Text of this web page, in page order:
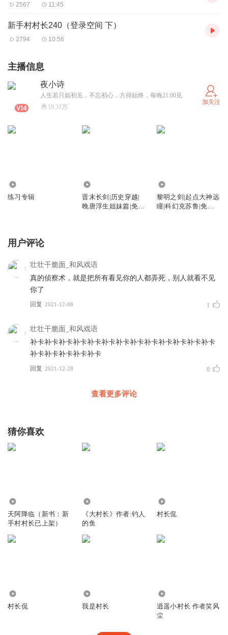
2567 11:45
新手村村长240（登录空间 下）
2794 10:56
主播信息
夜小诗
人生若只如初见，不忘初心，方得始终，每晚21:00见
19.31万
加关注
练习专辑
晋末长剑|历史穿越|
晚唐浮生姐妹篇|免费
黎明之剑|起点大神远
瞳|科幻克苏鲁|免费
用户评论
壮壮干脆面_和风戏语
真的侦察术，就是把所有看见你的人都弄死，别人就看不见
你了
回复 2021-12-08 1
壮壮干脆面_和风戏语
补卡补卡补卡补卡补卡补卡补卡补卡补卡补卡补卡补卡补卡
补卡补卡补卡补卡补卡
回复 2021-12-28 0
查看更多评论
猜你喜欢
天阿降临（新书：新
手村村长已上架）
《大村长》作者:钓人
的鱼
村长侃
村长侃 我是村长
逍遥小村长 作者笑风
尘